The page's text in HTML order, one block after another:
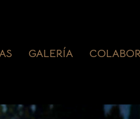
GALERÍA